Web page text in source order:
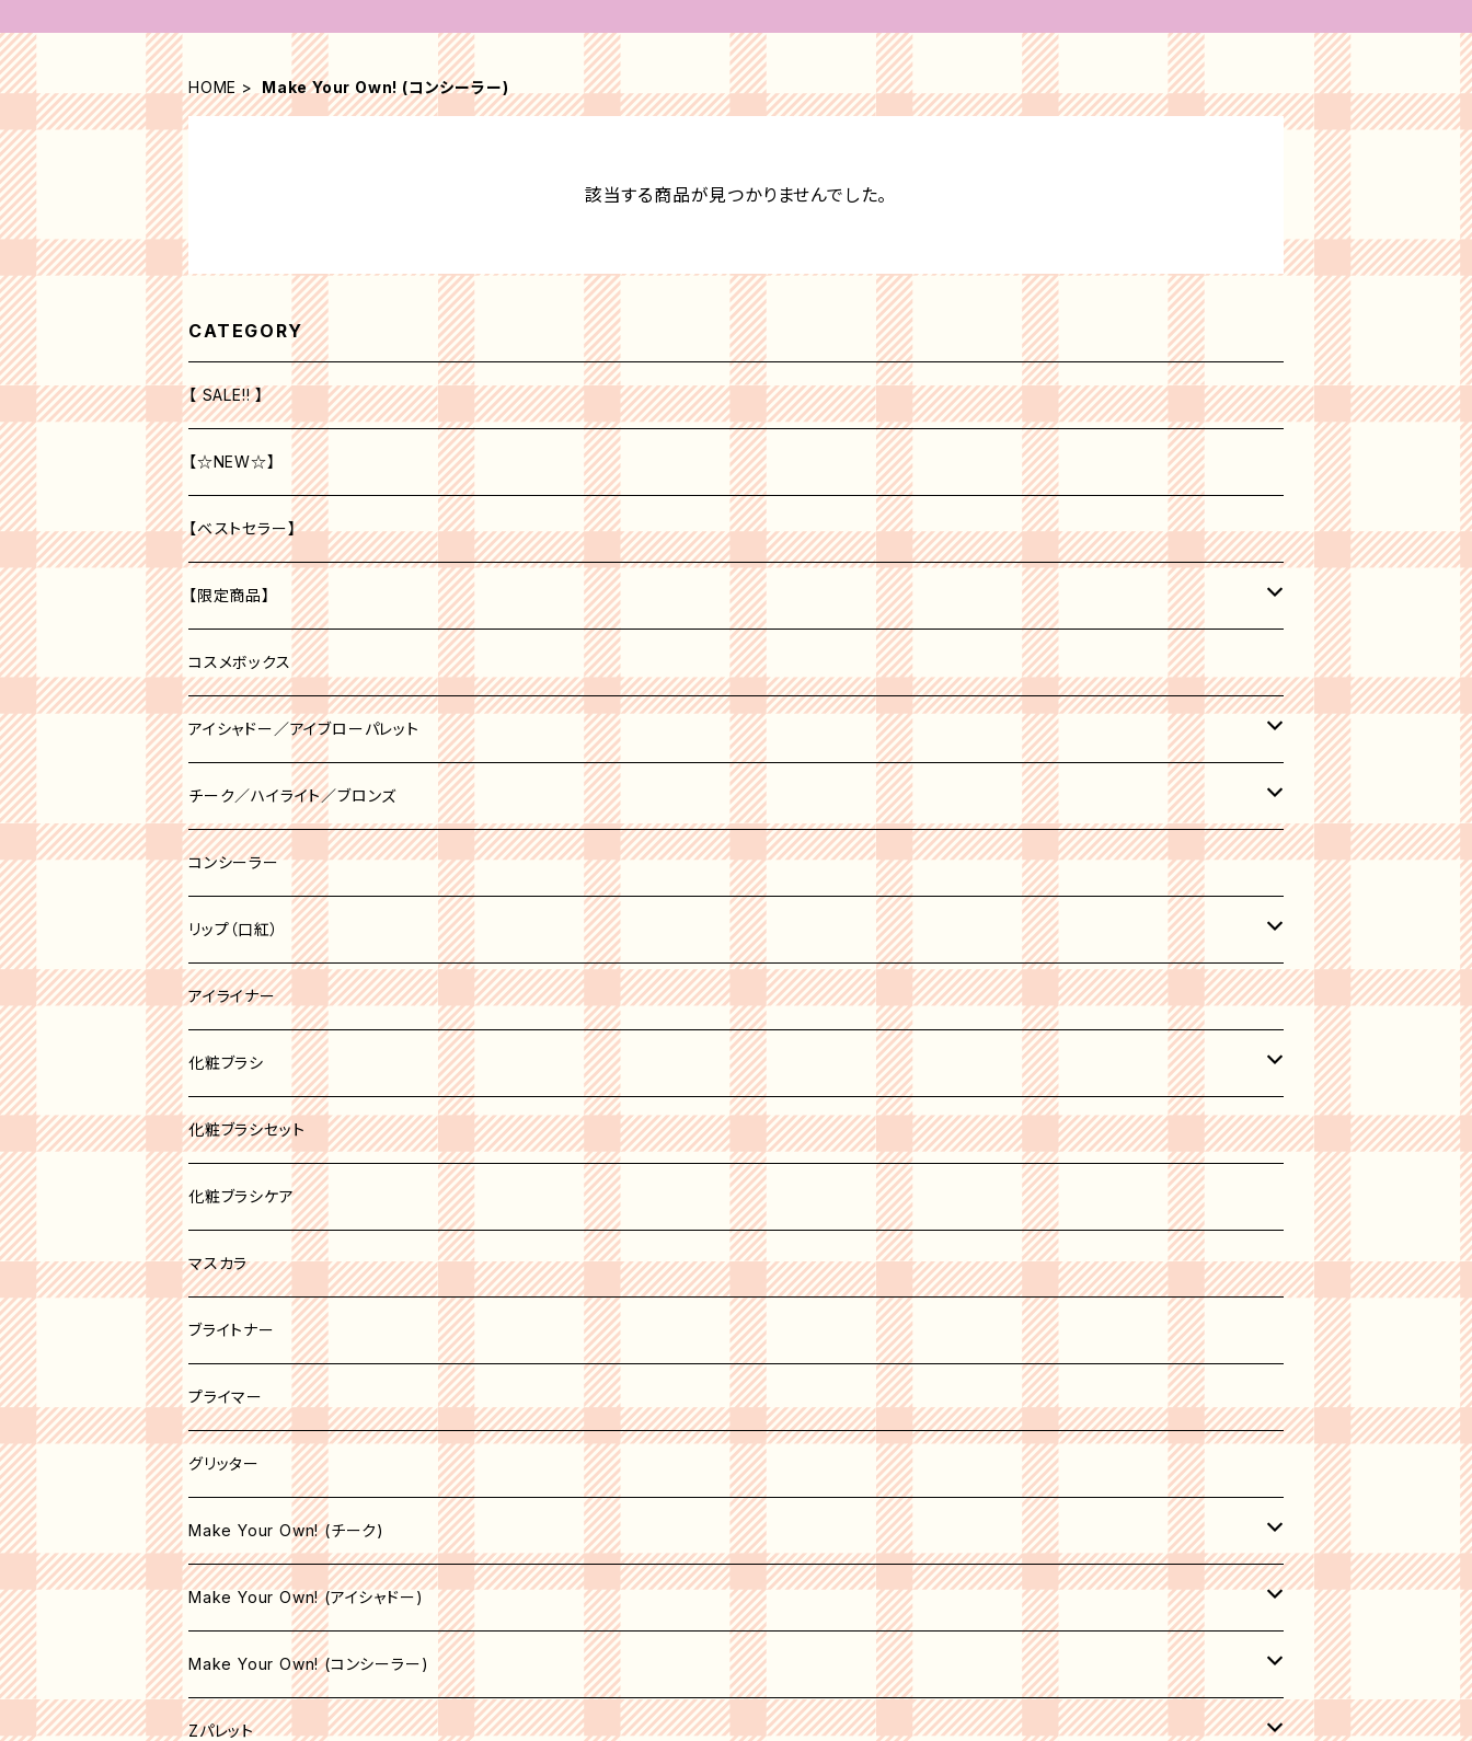
HOME Make Your Own! (コンシーラー)
該当する商品が見つかりませんでした。
CATEGORY
【 SALE!! 】
【☆NEW☆】
【ベストセラー】
【限定商品】
福袋
コスメボックス
アイシャドー／アイブローパレット
アイブロー
アイシャドー
チーク／ハイライト／ブロンズ
チーク
チークポット
ハイライト
ブロンズ
コンシーラー
リップ（口紅）
リップパレット
リップスティック
リップグロス
リップバーム
リップライナー
アイライナー
化粧ブラシ
ブラシセット
カブキブラシ
シャドウブラシ
チーク＆パウダーブラシ
ファンデーションブラシ
ライナーブラシ
コンシーラーブラシ
エリートブラシ
リップブラシ
化粧ブラシセット
化粧ブラシケア
マスカラ
ブライトナー
プライマー
グリッター
Make Your Own! (チーク)
収納空パレット
マット
シマー
Make Your Own! (アイシャドー)
サテン
オペーク
シマー
Make Your Own! (コンシーラー)
収納空パレット
Zパレット